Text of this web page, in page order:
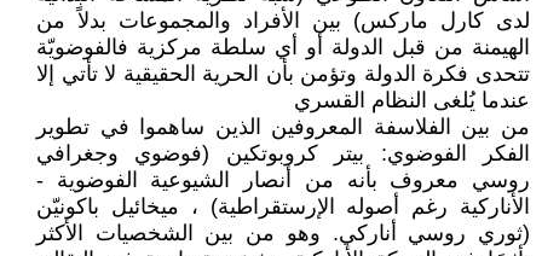
لدى كارل ماركس) بين الأفراد والمجموعات بدلاً من
الهيمنة من قبل الدولة أو أي سلطة مركزية فالفوضويّة
تتحدى فكرة الدولة وتؤمن بأن الحرية الحقيقية لا تأتي إلا
عندما يُلغى النظام القسري
من بين الفلاسفة المعروفين الذين ساهموا في تطوير
الفكر الفوضوي: بيتر كروبوتكين (فوضوي وجغرافي
روسي معروف بأنه من أنصار الشيوعية الفوضوية -
الأناركية رغم أصوله الإرستقراطية) ، ميخائيل باكونيّن
(ثوري روسي أناركي. وهو من بين الشخصيات الأكثر